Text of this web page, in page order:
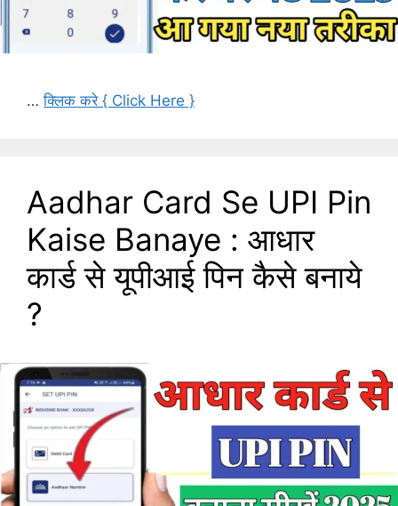
…क्लिक करे { Click Here }
Aadhar Card Se UPI Pin
Kaise Banaye : आधार
कार्ड से यूपीआई पिन कैसे बनाये
?